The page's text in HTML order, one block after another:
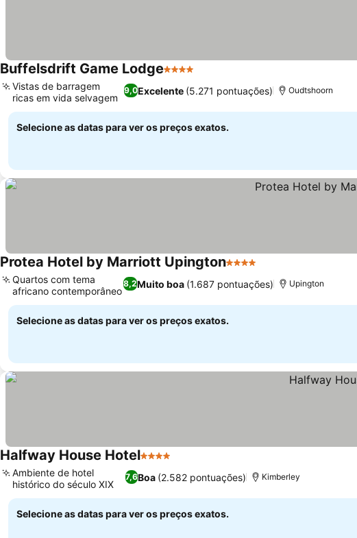
Buffelsdrift Game Lodge4 Estrelas
9,0Excelente (5.271 pontuações)
Vistas de barragem
ricas em vida selvagem
Oudtshoorn
Selecione as datas para ver os preços exatos.
Protea Hotel by Marriott Upington4 Estrelas
8,2Muito boa (1.687 pontuações)
Quartos com tema
africano contemporâneo
Upington
Selecione as datas para ver os preços exatos.
Halfway House Hotel4 Estrelas
7,6Boa (2.582 pontuações)
Ambiente de hotel
histórico do século XIX
Kimberley
Selecione as datas para ver os preços exatos.